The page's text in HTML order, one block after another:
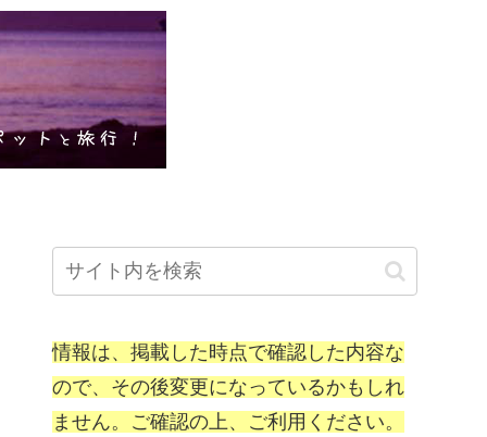
情報は、掲載した時点で確認した内容な
ので、その後変更になっているかもしれ
ません。ご確認の上、ご利用ください。